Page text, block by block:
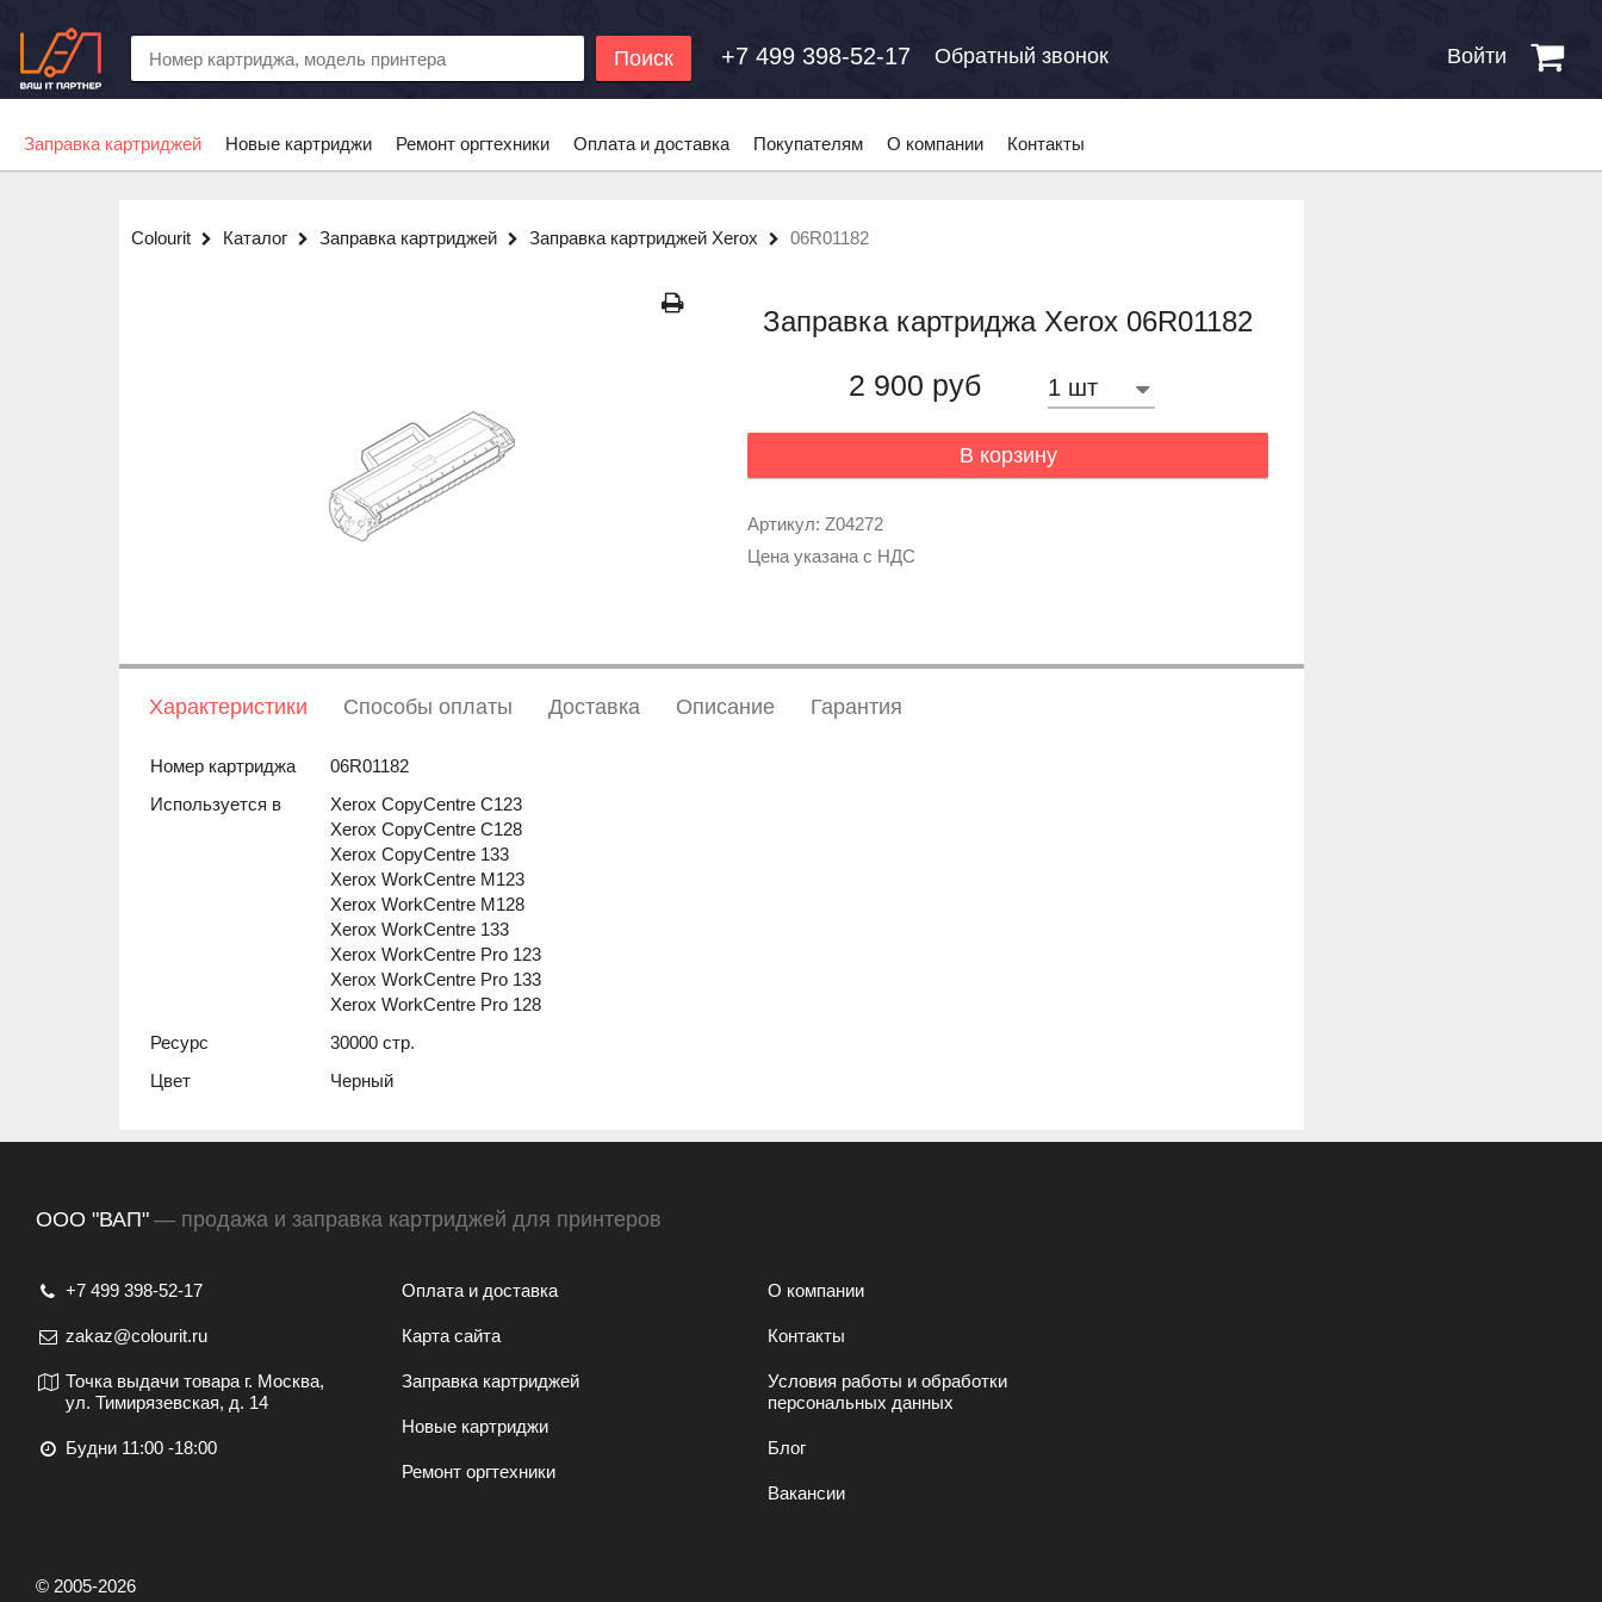
Поиск +7 499 398-52-17 Обратный звонок Войти
Заправка картриджей Новые картриджи Ремонт оргтехники Оплата и доставка Покупателям О компании Контакты
Colourit Каталог Заправка картриджей Заправка картриджей Xerox 06R01182
Заправка картриджа Xerox 06R01182
2 900 руб
В корзину
Артикул: Z04272
Цена указана с НДС
Характеристики Способы оплаты Доставка Описание Гарантия
Номер картриджа
06R01182
Используется в
Xerox CopyCentre C123
Xerox CopyCentre C128
Xerox CopyCentre 133
Xerox WorkCentre M123
Xerox WorkCentre M128
Xerox WorkCentre 133
Xerox WorkCentre Pro 123
Xerox WorkCentre Pro 133
Xerox WorkCentre Pro 128
Ресурс
30000 стр.
Цвет
Черный
ООО "ВАП" — продажа и заправка картриджей для принтеров
+7 499 398-52-17
zakaz@colourit.ru
Точка выдачи товара г. Москва,
ул. Тимирязевская, д. 14
Будни 11:00 -18:00
Оплата и доставка
Карта сайта
Заправка картриджей
Новые картриджи
Ремонт оргтехники
О компании
Контакты
Условия работы и обработки
персональных данных
Блог
Вакансии
© 2005-2026